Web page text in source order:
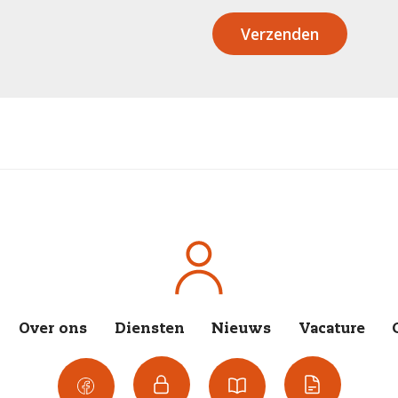
Verzenden
Over ons Diensten Nieuws Vacature